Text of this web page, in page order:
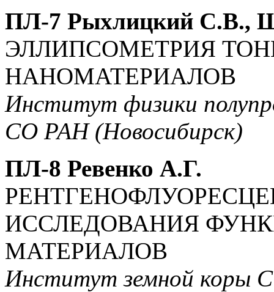
ПЛ-7 Рыхлицкий С.В.,
ЭЛЛИПСОМЕТРИЯ
НАНОМАТЕРИАЛОВ
Институт физики
СО РАН (Новосибирск)
ПЛ-8 Ревенко А.Г.
ИССЛЕДОВАНИЯ
МАТЕРИАЛОВ
Институт земной коры